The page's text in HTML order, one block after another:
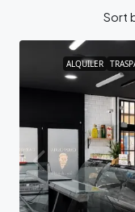
Sort
ALQUILER